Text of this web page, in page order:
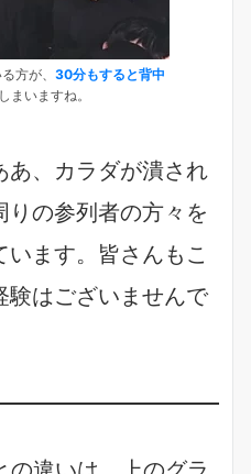
方が、 30分もすると背中
まいますね。
あ、カラダが潰され
りの参列者の方々を
います。皆さんもこ
験はございませんで